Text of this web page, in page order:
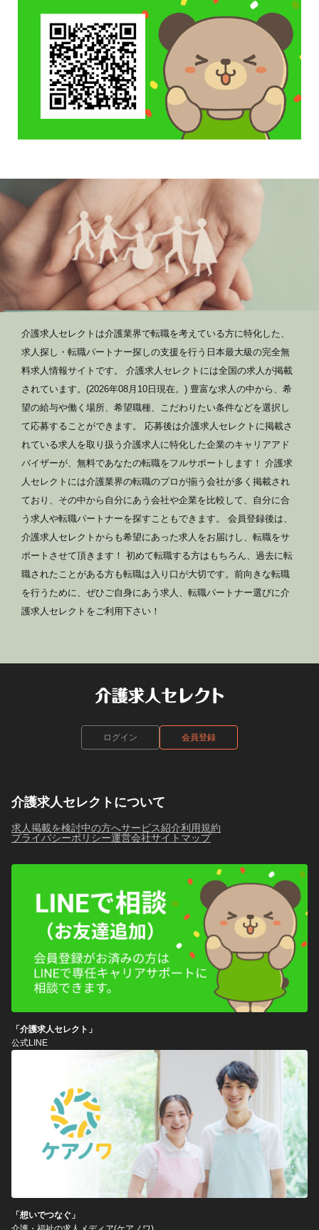
介護求人セレクトは介護業界で転職を考えている方に特化した、
求人探し・転職パートナー探しの支援を行う日本最大級の完全無
料求人情報サイトです。 介護求人セレクトには全国の求人が掲載
されています。(2026年08月10日現在。) 豊富な求人の中から、希
望の給与や働く場所、希望職種、こだわりたい条件などを選択し
て応募することができます。 応募後は介護求人セレクトに掲載さ
れている求人を取り扱う介護求人に特化した企業のキャリアアド
バイザーが、無料であなたの転職をフルサポートします！ 介護求
人セレクトには介護業界の転職のプロが揃う会社が多く掲載され
ており、その中から自分にあう会社や企業を比較して、自分に合
う求人や転職パートナーを探すこともできます。 会員登録後は、
介護求人セレクトからも希望にあった求人をお届けし、転職をサ
ポートさせて頂きます！ 初めて転職する方はもちろん、過去に転
職されたことがある方も転職は入り口が大切です。前向きな転職
を行うために、ぜひご自身にあう求人、転職パートナー選びに介
護求人セレクトをご利用下さい！
ログイン 会員登録
介護求人セレクトについて
求人掲載を検討中の方へサービス紹介利用規約
プライバシーポリシー運営会社サイトマップ
「介護求人セレクト」
公式LINE
「想いでつなぐ」